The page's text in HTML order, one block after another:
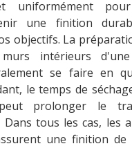
uniformément
une finition
objectifs. La
intérieurs
se faire en
le temps de
prolonger le
Dans tous les cas, les
une finition de